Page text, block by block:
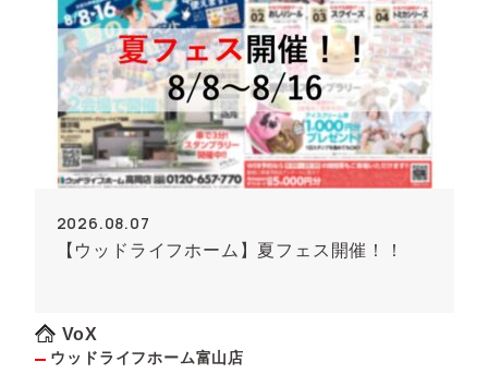
2026.08.07
【ウッドライフホーム】夏フェス開催！！
VoX
ウッドライフホーム富山店